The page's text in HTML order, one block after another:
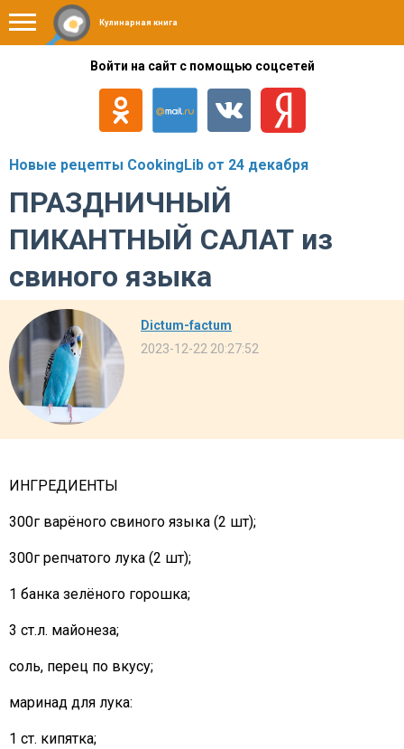
Кулинарная книга
Войти на сайт с помощью соцсетей
Новые рецепты CookingLib от 24 декабря
ПРАЗДНИЧНЫЙ
ПИКАНТНЫЙ САЛАТ из
свиного языка
Dictum-factum
2023-12-22 20:27:52
ИНГРЕДИЕНТЫ
300г варёного свиного языка (2 шт);
300г репчатого лука (2 шт);
1 банка зелёного горошка;
3 ст.л. майонеза;
соль, перец по вкусу;
маринад для лука:
1 ст. кипятка;